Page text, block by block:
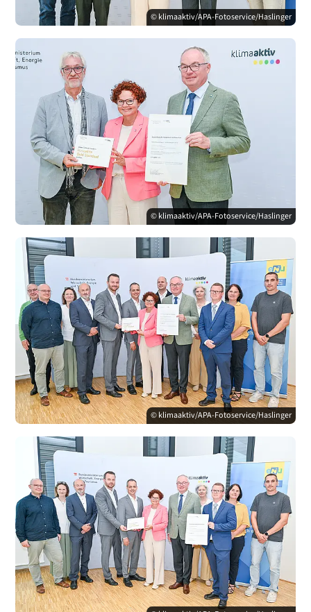
© klimaaktiv/APA-Fotoservice/Haslinger
© klimaaktiv/APA-Fotoservice/Haslinger
© klimaaktiv/APA-Fotoservice/Haslinger